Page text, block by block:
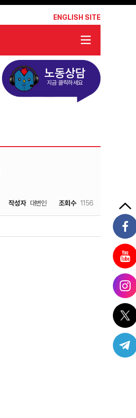
ENGLISH SITE
노동상담
지금 클릭하세요
작성자 대변인 조회수 1156